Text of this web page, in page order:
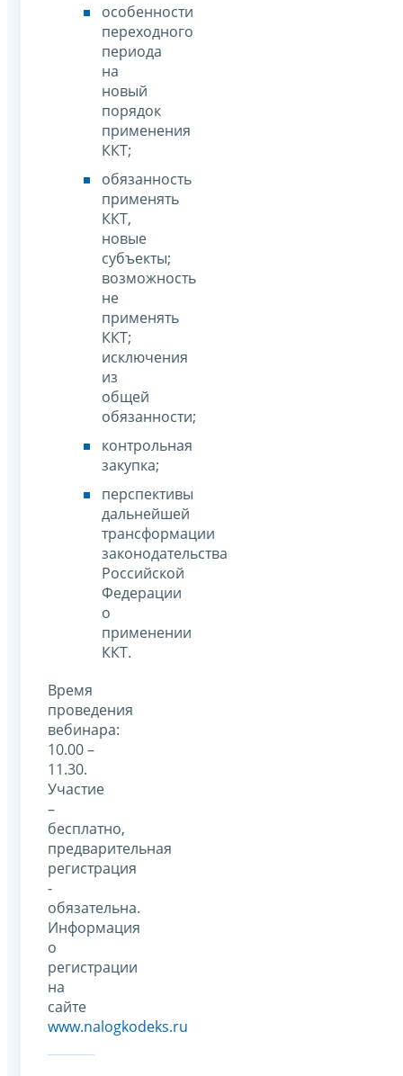
особенности
переходного
периода
на
новый
порядок
применения
ККТ;
обязанность
применять
ККТ,
новые
субъекты;
возможность
не
применять
ККТ;
исключения
из
общей
обязанности;
контрольная
закупка;
перспективы
дальнейшей
трансформации
законодательства
Российской
Федерации
о
применении
ККТ.
Время
проведения
вебинара:
10.00 –
11.30.
Участие
–
бесплатно,
предварительная
регистрация
-
обязательна.
Информация
о
регистрации
на
сайте
www.nalogkodeks.ru